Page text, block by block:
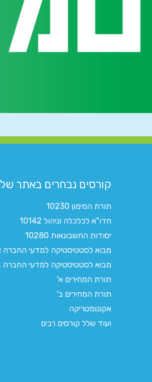
קורסים נבחרים באתר
תורת המימון 10230
חדו"א לכלכלה וניהול 10142
יסודות החשבונאות 10280
מבוא לסטטיסטיקה למדעי החברה
מבוא לסטטיסטיקה למדעי החברה
תורת המחירים א'
תורת המחירים ב'
אקונומטריקה
ועוד שלל קורסים רבים